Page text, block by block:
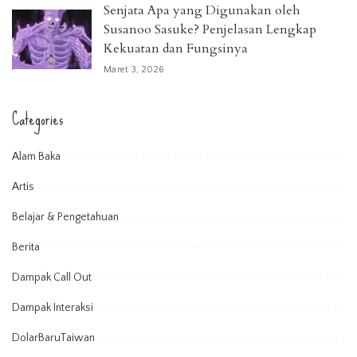
Senjata Apa yang Digunakan oleh
Susanoo Sasuke? Penjelasan Lengkap
Kekuatan dan Fungsinya
Maret 3, 2026
Categories
Alam Baka
Artis
Belajar & Pengetahuan
Berita
Dampak Call Out
Dampak Interaksi
DolarBaruTaiwan